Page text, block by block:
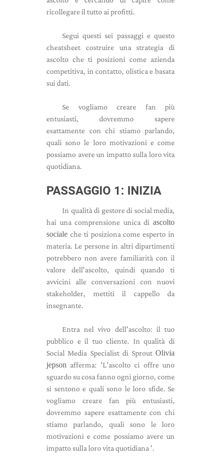
ricollegare il tutto ai profitti.
Segui questi sei passaggi e questo
cheatsheet
costruire una strategia di
ascolto che ti posizioni come azienda
competitiva, in contatto, olistica e basata
sui dati.
Se vogliamo creare fan più
entusiasti, dovremmo sapere
esattamente con chi stiamo parlando,
quali sono le loro motivazioni e come
possiamo avere un impatto sulla loro vita
quotidiana.
PASSAGGIO 1: INIZIA
In qualità di gestore di social media,
hai una comprensione unica di ascolto
sociale che ti posiziona come esperto in
materia. Le persone in altri dipartimenti
potrebbero non avere familiarità con il
valore dell'ascolto, quindi quando ti
avvicini alle conversazioni con nuovi
stakeholder, mettiti il ​​cappello da
insegnante.
Entra nel vivo dell'ascolto: il tuo
pubblico e il tuo cliente. In qualità di
Social Media Specialist di Sprout Olivia
jepson afferma: 'L'ascolto ci offre uno
sguardo su cosa fanno ogni giorno, come
si sentono e quali sono le loro sfide. Se
vogliamo creare fan più entusiasti,
dovremmo sapere esattamente con chi
stiamo parlando, quali sono le loro
motivazioni e come possiamo avere un
impatto sulla loro vita quotidiana '.